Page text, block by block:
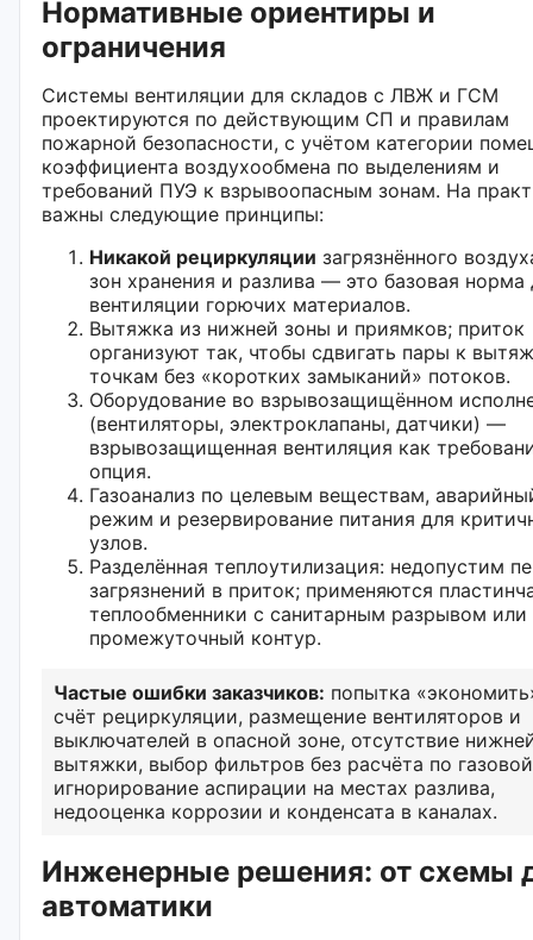
Нормативные ориентиры и
ограничения
Системы вентиляции для складов с ЛВЖ и ГСМ
проектируются по действующим СП и правилам
пожарной безопасности, с учётом категории
коэффициента воздухообмена по выделениям и
требований ПУЭ к взрывоопасным зонам. На
важны следующие принципы:
Никакой рециркуляции загрязнённого
зон хранения и разлива — это базовая норма
вентиляции горючих материалов.
Вытяжка из нижней зоны и приямков; приток
организуют так, чтобы сдвигать пары к
точкам без «коротких замыканий» потоков.
Оборудование во взрывозащищённом
(вентиляторы, электроклапаны, датчики) —
взрывозащищенная вентиляция как
опция.
Газоанализ по целевым веществам,
режим и резервирование питания для
узлов.
Разделённая теплоутилизация: недопустим
загрязнений в приток; применяются
теплообменники с санитарным разрывом или
промежуточный контур.
Частые ошибки заказчиков: попытка
счёт рециркуляции, размещение вентиляторов и
выключателей в опасной зоне, отсутствие
вытяжки, выбор фильтров без расчёта по
игнорирование аспирации на местах разлива,
недооценка коррозии и конденсата в каналах.
Инженерные решения: от схемы
автоматики